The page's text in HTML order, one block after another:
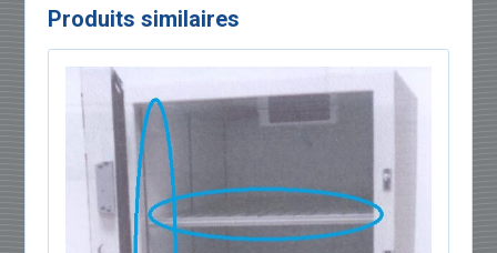
Produits similaires